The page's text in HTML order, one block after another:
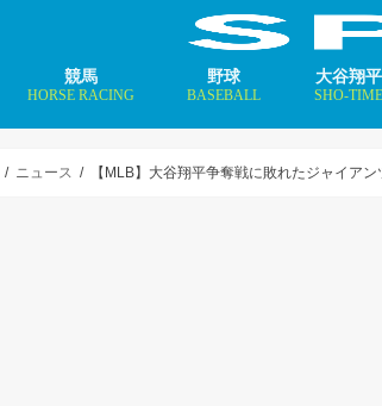
競馬
HORSE RACING
野球
BASEBALL
大谷翔平
SHO-TIME
ニュース 【MLB】大谷翔平争奪戦に敗れたジャイア